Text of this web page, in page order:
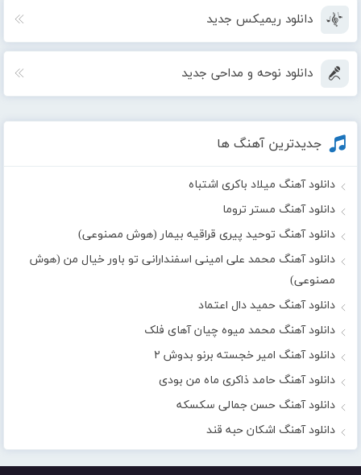
دانلود ریمیکس جدید
دانلود نوحه و مداحی جدید
جدیدترین آهنگ ها
دانلود آهنگ میلاد باکری اشتباه
دانلود آهنگ مستر تروما
دانلود آهنگ توحید پیری قراقیه بیمار (هوش مصنوعی)
دانلود آهنگ محمد علی امینی اسفندارانی تو باور خیال من (هوش
مصنوعی)
دانلود آهنگ حمید دال اعتماد
دانلود آهنگ محمد میوه چیان آهای فلک
دانلود آهنگ امیر خجسته برنو بدوش ۲
دانلود آهنگ حامد ذاکری ماه من بودی
دانلود آهنگ حسن جمالی سکسکه
دانلود آهنگ اشکان حبه قند